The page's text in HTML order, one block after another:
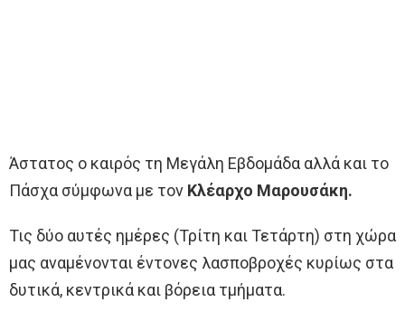
Άστατος ο καιρός τη Μεγάλη Εβδομάδα αλλά και το
Πάσχα σύμφωνα με τον Κλέαρχο Μαρουσάκη.
Τις δύο αυτές ημέρες (Τρίτη και Τετάρτη) στη χώρα
μας αναμένονται έντονες λασποβροχές κυρίως στα
δυτικά, κεντρικά και βόρεια τμήματα.